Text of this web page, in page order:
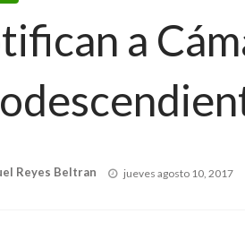
a
Reyes Beltran
Publicado
jueves agosto 10, 2017